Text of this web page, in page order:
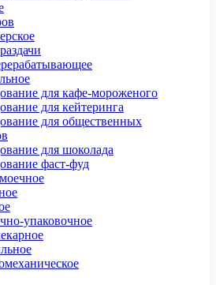
для кафе-мороженого
для кейтеринга
для общественных
для шоколада
фаст-фуд
упаковочное